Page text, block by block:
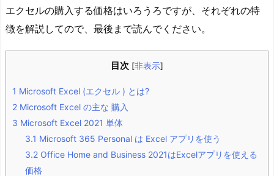
エクセルの購入する価格はいろうろですが、それぞれの特
徴を解説してので、最後まで読んでください。
目次 [非表示]
1 Microsoft Excel (エクセル ) とは?
2 Microsoft Excel の主な 購入
3 Microsoft Excel 2021 単体
3.1 Microsoft 365 Personal は Excel アプリを使う
3.2 Office Home and Business 2021はExcelアプリを使える
価格